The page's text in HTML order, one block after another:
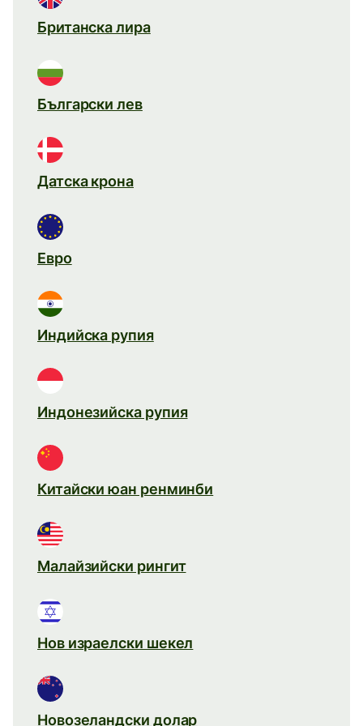
Британска лира
Български лев
Датска крона
Евро
Индийска рупия
Индонезийска рупия
Китайски юан ренминби
Малайзийски рингит
Нов израелски шекел
Новозеландски долар